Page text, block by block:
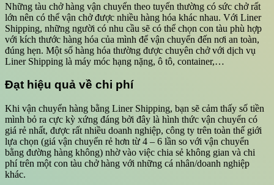
Những tàu chở hàng vận chuyển theo tuyến thường có sức chở rất
lớn nên có thể vận chở được nhiều hàng hóa khác nhau. Với Liner
Shipping, những người có nhu cầu sẽ có thể chọn con tàu phù hợp
với kích thước hàng hóa của mình để vận chuyển đến nơi an toàn,
đúng hẹn. Một số hàng hóa thường được chuyên chở với dịch vụ
Liner Shipping là máy móc hạng nặng, ô tô, container,…
Đạt hiệu quả về chi phí
Khi vận chuyển hàng bằng Liner Shipping, bạn sẽ cảm thấy số tiền
mình bỏ ra cực kỳ xứng đáng bởi đây là hình thức vận chuyển có
giá rẻ nhất, được rất nhiều doanh nghiệp, công ty trên toàn thế giới
lựa chọn (giá vận chuyển rẻ hơn từ 4 – 6 lần so với vận chuyển
bằng đường hàng không) nhờ vào việc chia sẻ không gian và chi
phí trên một con tàu chở hàng với những cá nhân/doanh nghiệp
khác.